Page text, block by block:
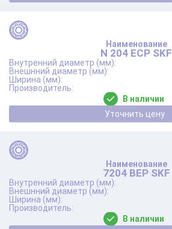
N 204 ECP SKF
В наличии
Уточнить цену
7204 BEP SKF
В наличии